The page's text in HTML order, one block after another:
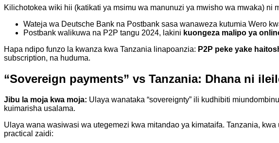
Kilichotokea wiki hii (katikati ya msimu wa manunuzi ya mwisho wa mwaka) ni
Wateja wa Deutsche Bank na Postbank sasa wanaweza kutumia Wero
Postbank walikuwa na P2P tangu 2024, lakini kuongeza malipo ya
Hapa ndipo funzo la kwanza kwa Tanzania linapoanzia: P2P peke yake
subscription, na huduma.
“Sovereign payments” vs Tanzania: Dhana ni
Jibu la moja kwa moja: Ulaya wanataka “sovereignty” ili kudhibiti
kuimarisha usalama.
Ulaya wana wasiwasi wa utegemezi kwa mitandao ya kimataifa. Tanzania,
practical zaidi: